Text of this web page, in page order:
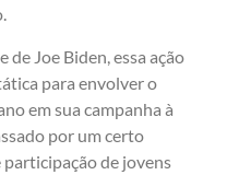
Joe Biden, essa ação
para envolver o
em sua campanha à
por um certo
de jovens